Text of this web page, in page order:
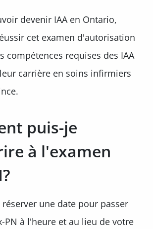
devenir IAA en Ontario,
cet examen d'autorisation
compétences requises des IAA
carrière en soins infirmiers
puis-je
à l'examen
réserver une date pour passer
PN à l'heure et au lieu de votre